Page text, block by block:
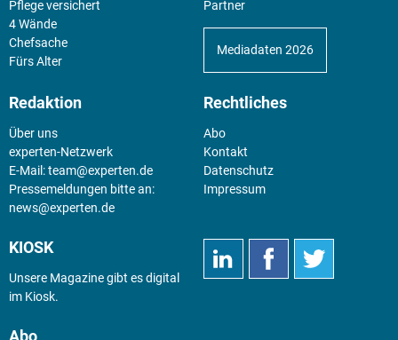
Pflege versichert
4 Wände
Chefsache
Fürs Alter
Partner
Mediadaten 2026
Redaktion
Über uns
experten-Netzwerk
E-Mail:team@experten.de
Pressemeldungen bitte an:
news@experten.de
Rechtliches
Abo
Kontakt
Datenschutz
Impressum
KIOSK
Unsere Magazine gibt es digital
im Kiosk.
Abo